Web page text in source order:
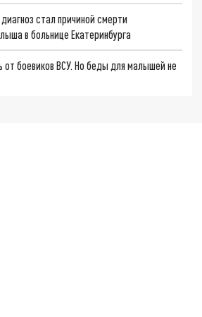
стал причиной смерти
в больнице Екатеринбурга
от боевиков ВСУ. Но беды для малышей не